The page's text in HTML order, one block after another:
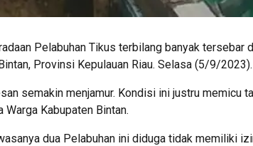
Pelabuhan Tikus terbilang banyak tersebar
Provinsi Kepulauan Riau. Selasa (5/9/2023).
semakin menjamur. Kondisi ini justru memicu
Kabupaten Bintan.
dua Pelabuhan ini diduga tidak memiliki